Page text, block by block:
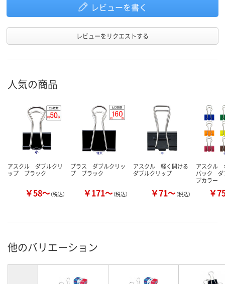
レビューを書く
レビューをリクエストする
人気の商品
アスクル ダブルクリ
ップ ブラック
￥58～（税込）
プラス ダブルクリッ
プ ブラック
￥171～（税込）
アスクル 軽く開ける
ダブルクリップ
￥71～（税込）
アスクル
パック ダ
プカラー
￥
他のバリエーション